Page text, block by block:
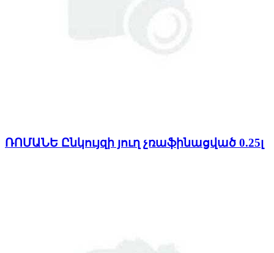
ՌՈՄԱՆԵ Ընկույզի յուղ չռաֆինացված 0.25լ